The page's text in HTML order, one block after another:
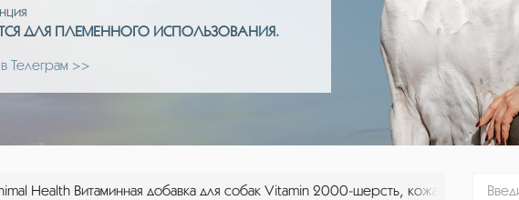
ДЛЯ ПЛЕМЕННОГО ИСПОЛЬЗОВАНИЯ.
Телеграм >>
Health Витаминная добавка для собак Vitamin 2000-шерсть, кожа, мышцы